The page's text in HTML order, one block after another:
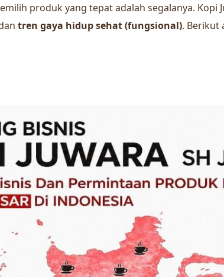
produk yang tepat adalah segalanya.
tren gaya hidup sehat (fungsional). Berikut